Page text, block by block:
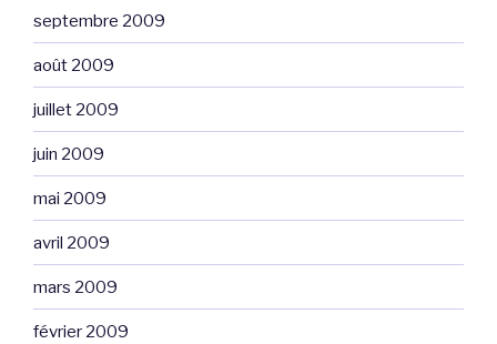
septembre 2009
août 2009
juillet 2009
juin 2009
mai 2009
avril 2009
mars 2009
février 2009